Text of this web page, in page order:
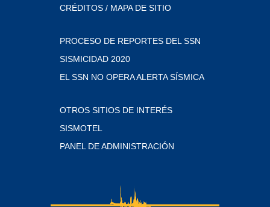
CRÉDITOS / MAPA DE SITIO
PROCESO DE REPORTES DEL SSN
SISMICIDAD 2020
EL SSN NO OPERA ALERTA SÍSMICA
OTROS SITIOS DE INTERÉS
SISMOTEL
PANEL DE ADMINISTRACIÓN